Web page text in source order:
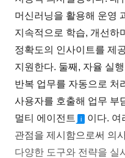
머신러닝을 활용해 운영
지속적으로 학습, 개선하
정확도의 인사이트를 제
지원한다. 둘째, 자율 실
반복 업무를 자동으로 처
사용자를 호출해 업무 부
멀티 에이전트
i
이다. 여
관점을 제시함으로써 의
다양한 도구와 전략을 실